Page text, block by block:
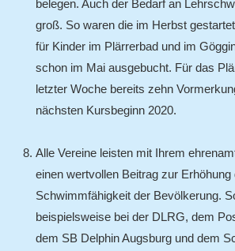
belegen. Auch der Bedarf an
groß. So waren die im Herbst
für Kinder im Plärrerbad und im
schon im Mai ausgebucht. Für das
letzter Woche bereits zehn
nächsten Kursbeginn 2020.
Alle Vereine leisten mit Ihrem
einen wertvollen Beitrag zur Erhöhung
Schwimmfähigkeit der Bevölkerung.
beispielsweise bei der DLRG, dem
dem SB Delphin Augsburg und dem